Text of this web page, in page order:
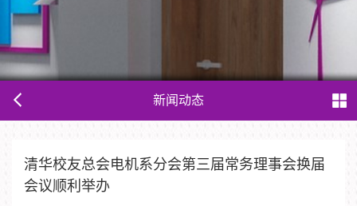
新闻动态
清华校友总会电机系分会第三届常务理事会换届
会议顺利举办